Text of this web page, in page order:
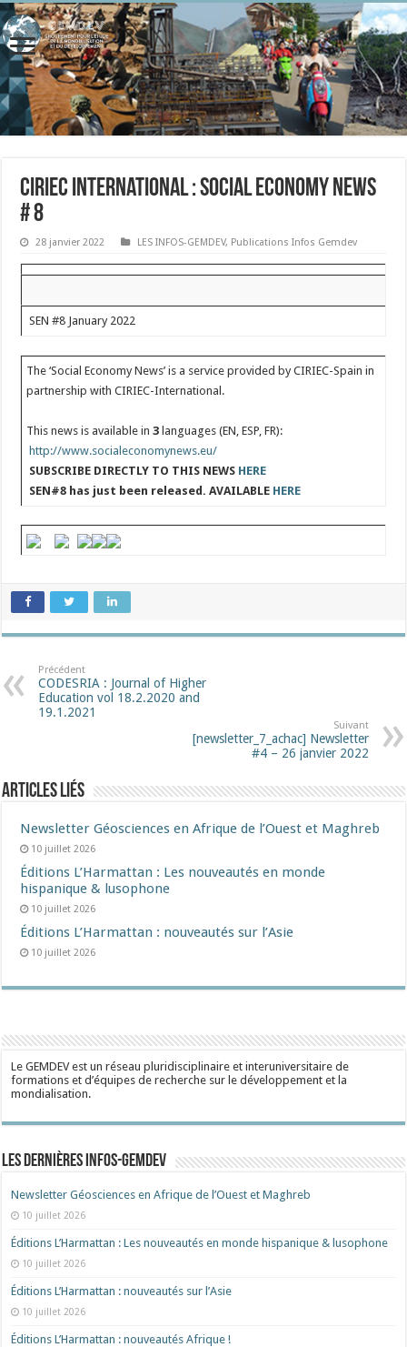
CIRIEC International : SOCIAL ECONOMY NEWS
# 8
28 janvier 2022 LES INFOS-GEMDEV, Publications Infos Gemdev
SEN #8 January 2022
The ‘Social Economy News’ is a service provided by CIRIEC-Spain in
partnership with CIRIEC-International.
This news is available in3languages (EN, ESP, FR):
http://www.socialeconomynews.eu/
SUBSCRIBE DIRECTLY TO THIS NEWS HERE
SEN#8 has just been released. AVAILABLE HERE
Précédent
CODESRIA : Journal of Higher
Education vol 18.2.2020 and
19.1.2021
Suivant
[newsletter_7_achac] Newsletter
#4 – 26 janvier 2022
Articles liés
Newsletter Géosciences en Afrique de l’Ouest et Maghreb
10 juillet 2026
Éditions L’Harmattan : Les nouveautés en monde
hispanique & lusophone
10 juillet 2026
Éditions L’Harmattan : nouveautés sur l’Asie
10 juillet 2026
Le GEMDEV est un réseau pluridisciplinaire et interuniversitaire de
formations et d’équipes de recherche sur le développement et la
mondialisation.
Les dernières Infos-Gemdev
Newsletter Géosciences en Afrique de l’Ouest et Maghreb
10 juillet 2026
Éditions L’Harmattan : Les nouveautés en monde hispanique & lusophone
10 juillet 2026
Éditions L’Harmattan : nouveautés sur l’Asie
10 juillet 2026
Éditions L’Harmattan : nouveautés Afrique !​